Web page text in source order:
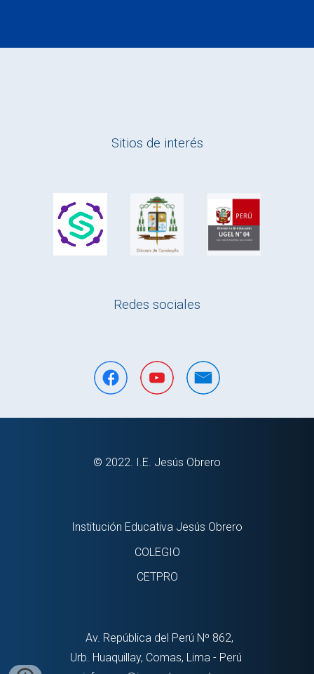
Sitios de interés
Redes sociales
© 2022. I.E. Jesús Obrero
Institución Educativa Jesús Obrero
COLEGIO
CETPRO
Av. República del Perú Nº 862,
Urb. Huaquillay, Comas, Lima - Perú